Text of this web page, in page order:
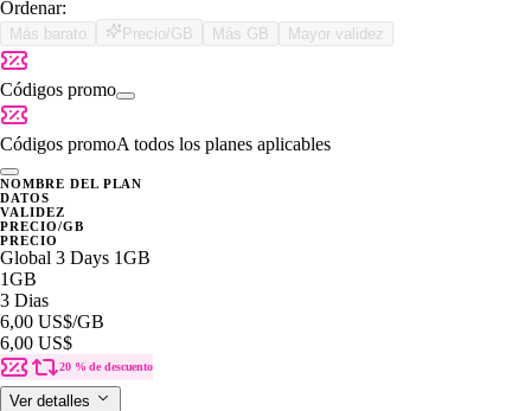
Ordenar:
Más barato Precio/GB Más GB Mayor validez
Códigos promo
Códigos promoA todos los planes aplicables
NOMBRE DEL PLAN
DATOS
VALIDEZ
PRECIO/GB
PRECIO
Global 3 Days 1GB
1GB
3 Dias
6,00 US$/GB
6,00 US$
20 % de descuento
Ver detalles